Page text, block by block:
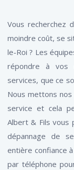
Vous recherchez
moindre coût, se
le-Roi ? Les
répondre à vos
services, que ce
Nous mettons
service et cela
Albert & Fils vous
dépannage de
entière confiance
par téléphone